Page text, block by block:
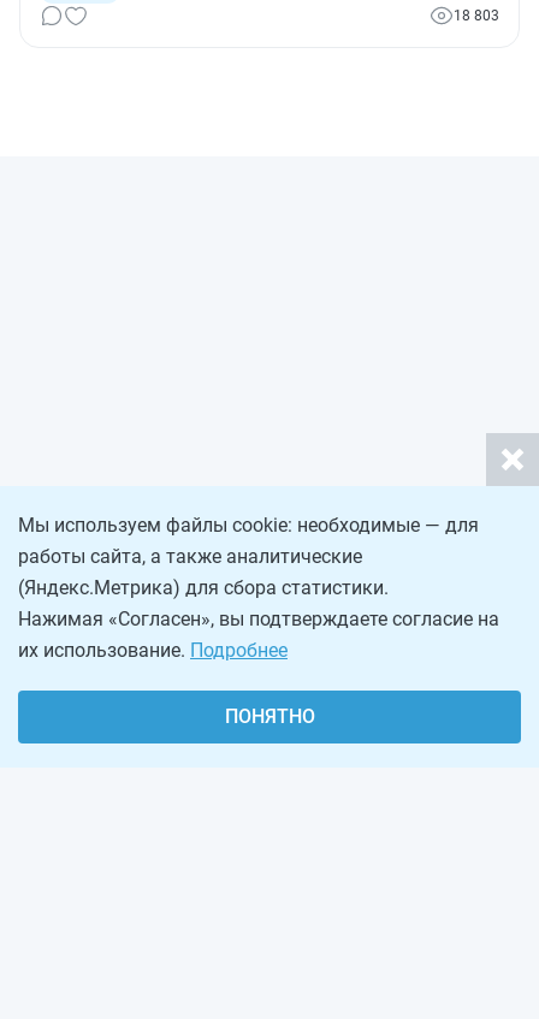
18 803
Мы используем файлы cookie: необходимые — для
работы сайта, а также аналитические
(Яндекс.Метрика) для сбора статистики.
Нажимая «Согласен», вы подтверждаете согласие на
их использование. Подробнее
ПОНЯТНО